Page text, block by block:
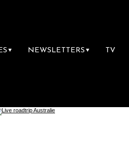
▼ NEWSLETTERS ▼ TV